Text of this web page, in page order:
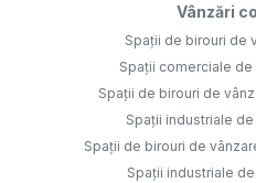
Vânzări
Spații de birouri de
Spații comerciale
Spații de birouri de
Spații industriale
Spații de birouri de
Spații industriale